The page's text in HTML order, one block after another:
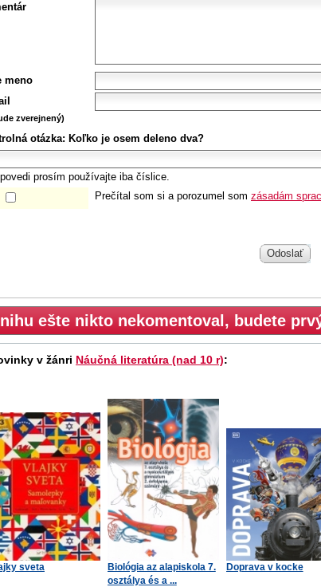
meno
zverejnený)
otázka: Koľko je osem deleno dva?
prosím používajte iba číslice.
Prečítal som si a porozumel som zásadám
Odoslať
ešte nikto nekomentoval, budete prvý
v žánri Náučná literatúra (nad 10 r):
sveta
Biológia az alapiskola 7.
osztálya és a ...
Doprava v kocke